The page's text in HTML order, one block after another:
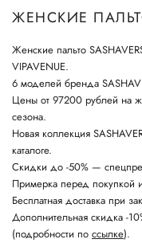
ЖЕНСКИЕ
Женские пальто
VIPAVENUE.
6 моделей бренда
Цены от 97200 рублей на
сезона.
Новая коллекция
каталоге.
Скидки до -50% —
Примерка перед покупкой
Бесплатная доставка при
Дополнительная скидка -
(подробности по ссылке).